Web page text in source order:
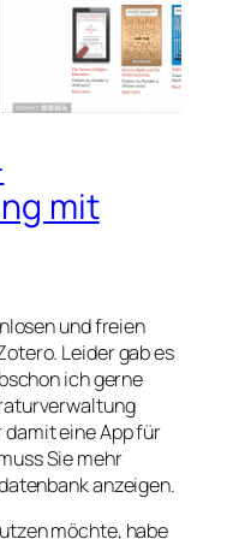
mit
und freien
Leider gab es
ich gerne
eine App für
Sie mehr
anzeigen.
möchte, habe